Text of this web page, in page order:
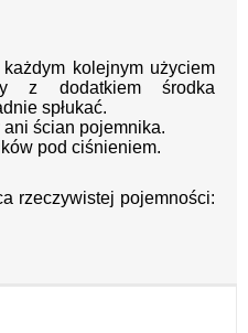
kolejnym użyciem
z dodatkiem środka
spłukać.
ścian pojemnika.
pod ciśnieniem.
rzeczywistej pojemności: